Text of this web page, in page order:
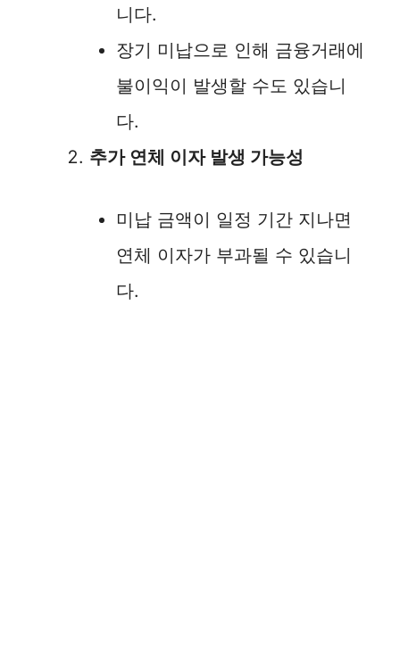
니다.
장기 미납으로 인해 금융거래에
불이익이 발생할 수도 있습니
다.
추가 연체 이자 발생 가능성
미납 금액이 일정 기간 지나면
연체 이자가 부과될 수 있습니
다.